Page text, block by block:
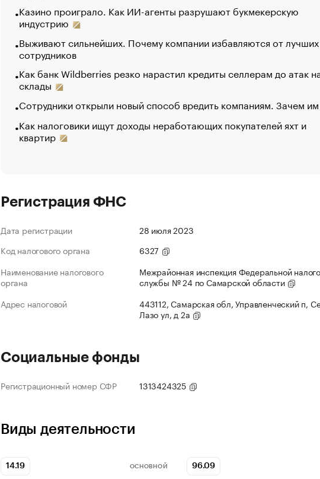
Казино проиграло. Как ИИ-агенты разрушают букмекерскую
индустрию
Выживают сильнейших. Почему компании избавляются от лучших
сотрудников
Как банк Wildberries резко нарастил кредиты селлерам до атак
склады
Сотрудники открыли новый способ вредить компаниям. Зачем
Как налоговики ищут доходы неработающих покупателей яхт и
квартир
Регистрация ФНС
Дата регистрации
28 июля 2023
Код налогового органа
6327
Наименование налогового
органа
Межрайонная инспекция Федеральной
службы № 24 по Самарской области
Адрес налоговой
443112, Самарская обл, Управленческий п,
Лазо ул, д 2а
Социальные фонды
Регистрационный номер СФР 1313424325
Виды деятельности
14.19 ОСНОВНОЙ 96.09